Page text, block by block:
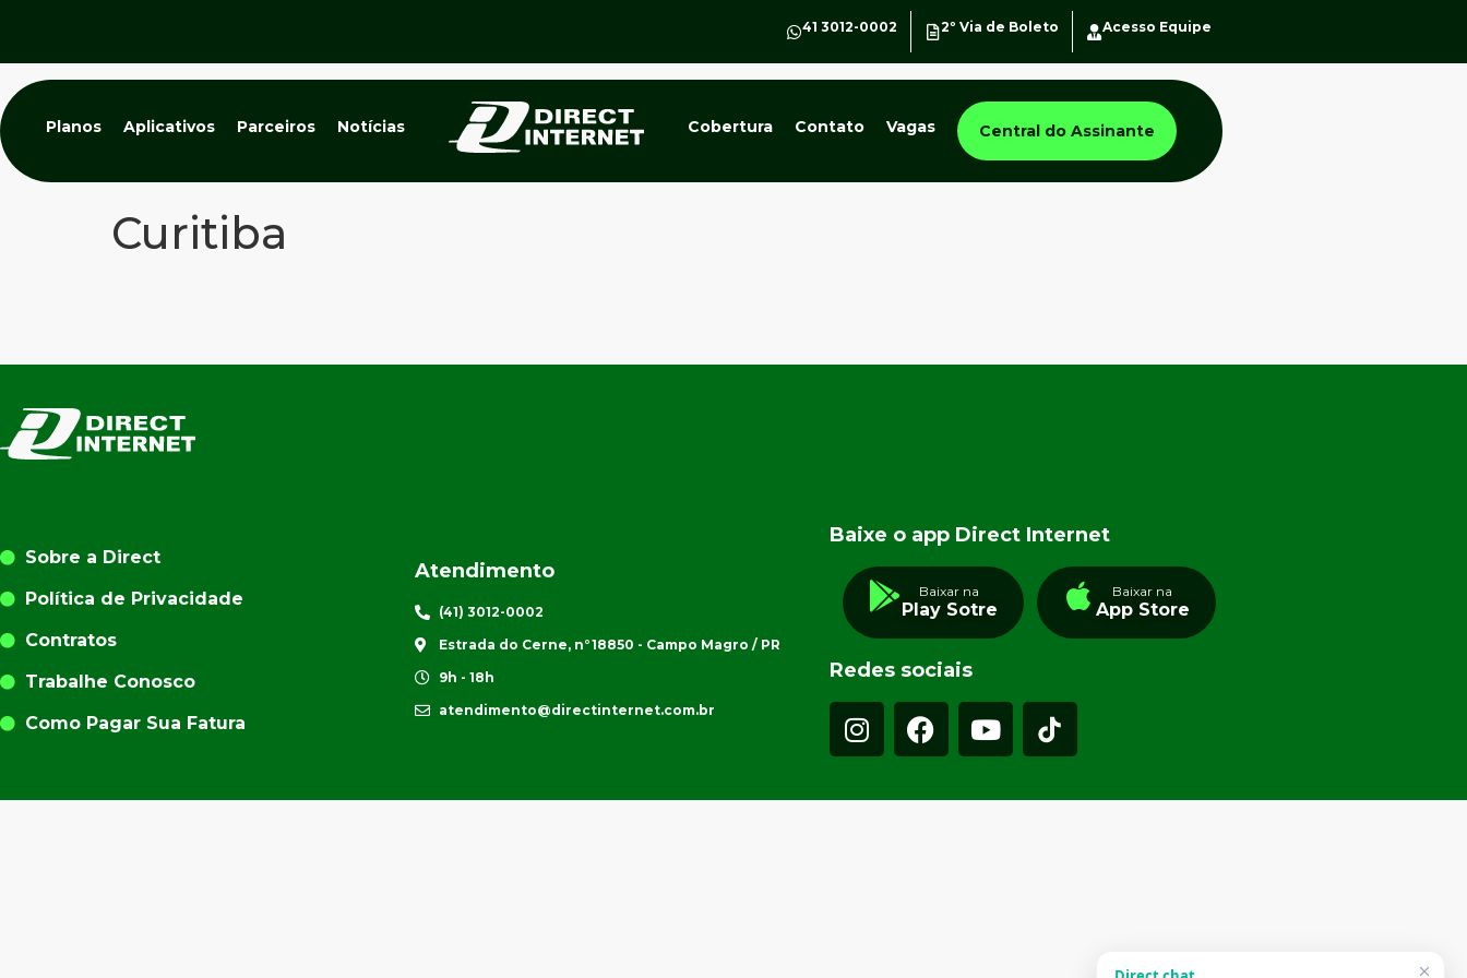
41 3012-0002 2º Via de Boleto Acesso Equipe
Planos Aplicativos Parceiros Notícias Cobertura Contato Vagas Central do Assinante
Curitiba
Sobre a Direct
Política de Privacidade
Contratos
Trabalhe Conosco
Como Pagar Sua Fatura
Atendimento
(41) 3012-0002
Estrada do Cerne, n°18850 - Campo Magro / PR
9h - 18h
atendimento@directinternet.com.br
Baixe o app Direct Internet
Baixar na
Play Sotre
Baixar na
App Store
Redes sociais